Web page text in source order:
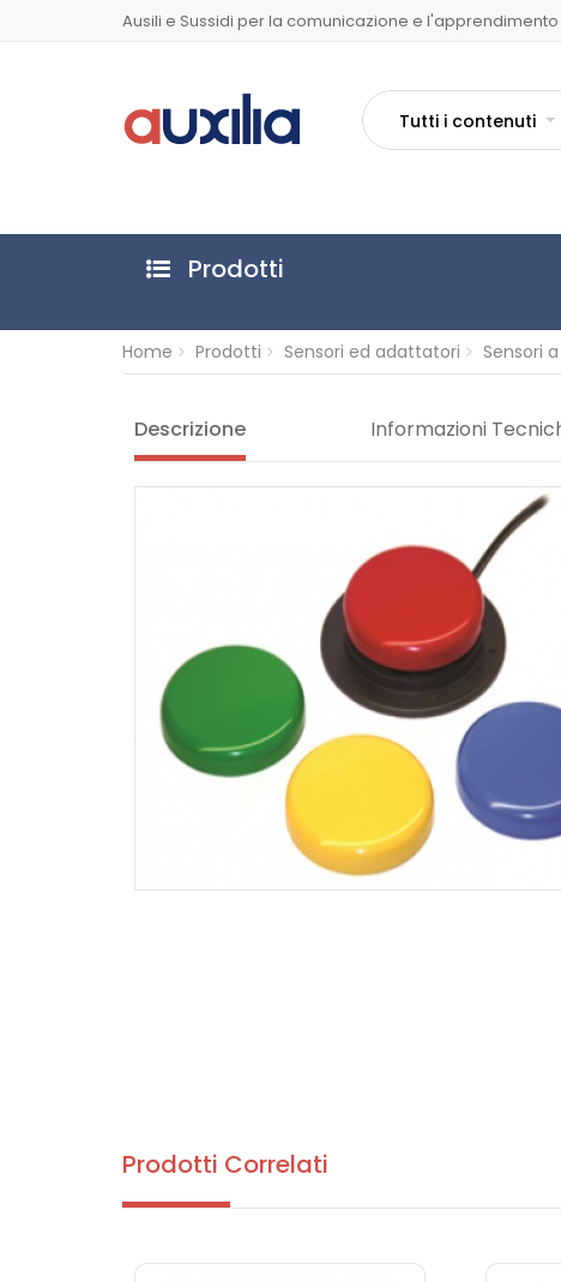
Ausili e Sussidi per la comunicazione e l'apprendimento
Tutti i contenuti
Prodotti
Home Prodotti Sensori ed adattatori Sensori
Descrizione Informazioni
Prodotti Correlati